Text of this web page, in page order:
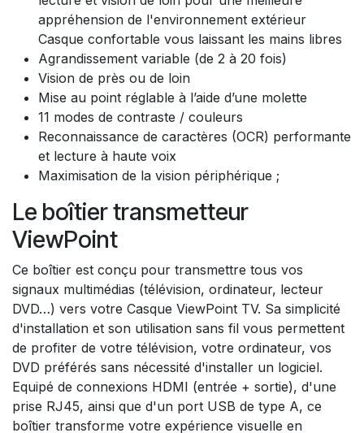
appréhension de l'environnement extérieur
Casque confortable vous laissant les mains libres
Agrandissement variable (de 2 à 20 fois)
Vision de près ou de loin
Mise au point réglable à l’aide d’une molette
11 modes de contraste / couleurs
Reconnaissance de caractères (OCR) performante
et lecture à haute voix
Maximisation de la vision périphérique ;
Le boîtier transmetteur
ViewPoint
Ce boîtier est conçu pour transmettre tous vos
signaux multimédias (télévision, ordinateur, lecteur
DVD…) vers votre Casque ViewPoint TV. Sa simplicité
d'installation et son utilisation sans fil vous permettent
de profiter de votre télévision, votre ordinateur, vos
DVD préférés sans nécessité d'installer un logiciel.
Equipé de connexions HDMI (entrée + sortie), d'une
prise RJ45, ainsi que d'un port USB de type A, ce
boîtier transforme votre expérience visuelle en